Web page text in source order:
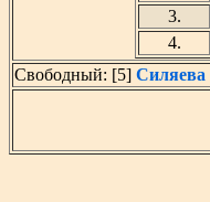
3.
4.
Свободный: [5] Силяева